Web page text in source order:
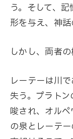
う。そして、
形を与え、神話
しかし、両者の
レーテーは川
失う。プラト
唆され、オル
の泉とレーテ